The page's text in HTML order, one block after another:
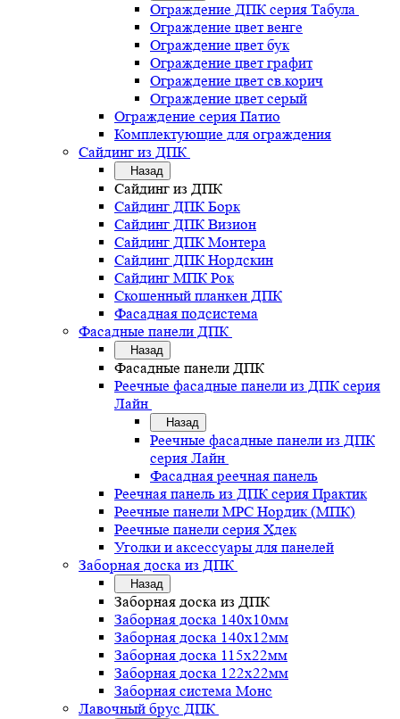
Ограждение ДПК серия Табула
Ограждение цвет венге
Ограждение цвет бук
Ограждение цвет графит
Ограждение цвет св.корич
Ограждение цвет серый
Ограждение серия Патио
Комплектующие для ограждения
Сайдинг из ДПК
Назад
Сайдинг из ДПК
Сайдинг ДПК Борк
Сайдинг ДПК Визион
Сайдинг ДПК Монтера
Сайдинг ДПК Нордскин
Сайдинг МПК Рок
Скошенный планкен ДПК
Фасадная подсистема
Фасадные панели ДПК
Назад
Фасадные панели ДПК
Реечные фасадные панели из ДПК серия
Лайн
Назад
Реечные фасадные панели из ДПК
серия Лайн
Фасадная реечная панель
Реечная панель из ДПК серия Практик
Реечные панели MPC Нордик (МПК)
Реечные панели серия Хдек
Уголки и аксессуары для панелей
Заборная доска из ДПК
Назад
Заборная доска из ДПК
Заборная доска 140х10мм
Заборная доска 140х12мм
Заборная доска 115х22мм
Заборная доска 122х22мм
Заборная система Монс
Лавочный брус ДПК